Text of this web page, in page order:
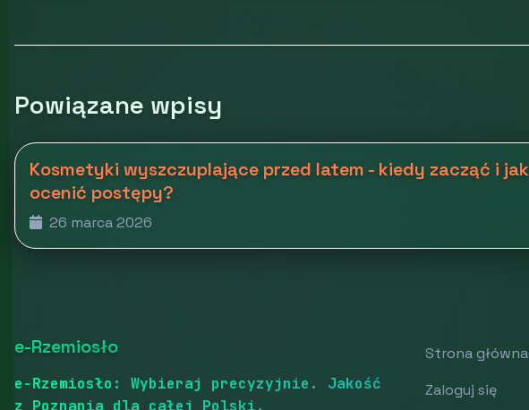
Powiązane wpisy
Kosmetyki wyszczuplające przed latem - kiedy zacząć i jak
ocenić postępy?
26 marca 2026
e-Rzemiosło
e-Rzemiosło: Wybieraj precyzyjnie. Jakość
z Poznania dla całej Polski.
Strona główna
Zaloguj się